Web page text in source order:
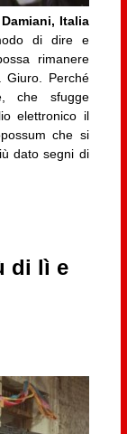
Italia
di dire e
rimanere
Perché
che sfugge
elettronico il
che si
dato segni di
di lì e